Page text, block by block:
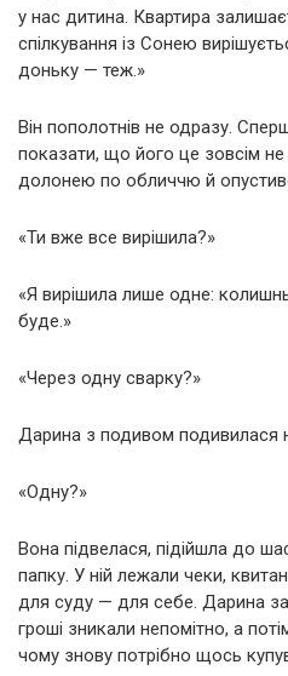
у нас дитина. Квартира
спілкування із Сонею
доньку — теж.»
Він пополотнів не одразу.
показати, що його це зовсім не
долонею по обличчю й
«Ти вже все вирішила?»
«Я вирішила лише одне:
буде.»
«Через одну сварку?»
Дарина з подивом подивилася
«Одну?»
Вона підвелася, підійшла до
папку. У ній лежали чеки,
для суду — для себе. Дарина
гроші зникали непомітно, а
чому знову потрібно щось